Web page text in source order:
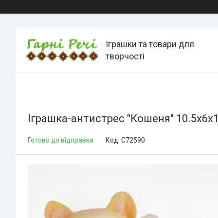
Іграшки та товари для
творчості
Іграшка-антистрес "Кошеня"
Готово до відправки Код: C72590